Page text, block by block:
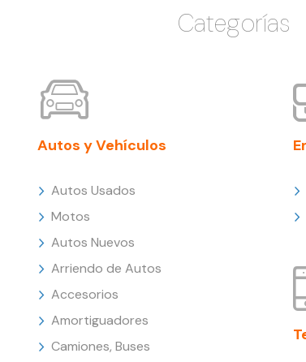
Categorías
Autos y Vehículos
Autos Usados
Motos
Autos Nuevos
Arriendo de Autos
Accesorios
Amortiguadores
Camiones, Buses